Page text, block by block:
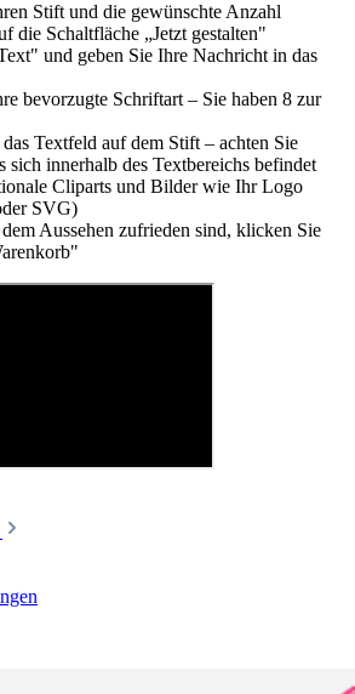
Stift und die gewünschte Anzahl
die Schaltfläche „Jetzt gestalten"
und geben Sie Ihre Nachricht in das
bevorzugte Schriftart – Sie haben 8 zur
Textfeld auf dem Stift – achten Sie
sich innerhalb des Textbereichs befindet
Cliparts und Bilder wie Ihr Logo
SVG)
Aussehen zufrieden sind, klicken Sie